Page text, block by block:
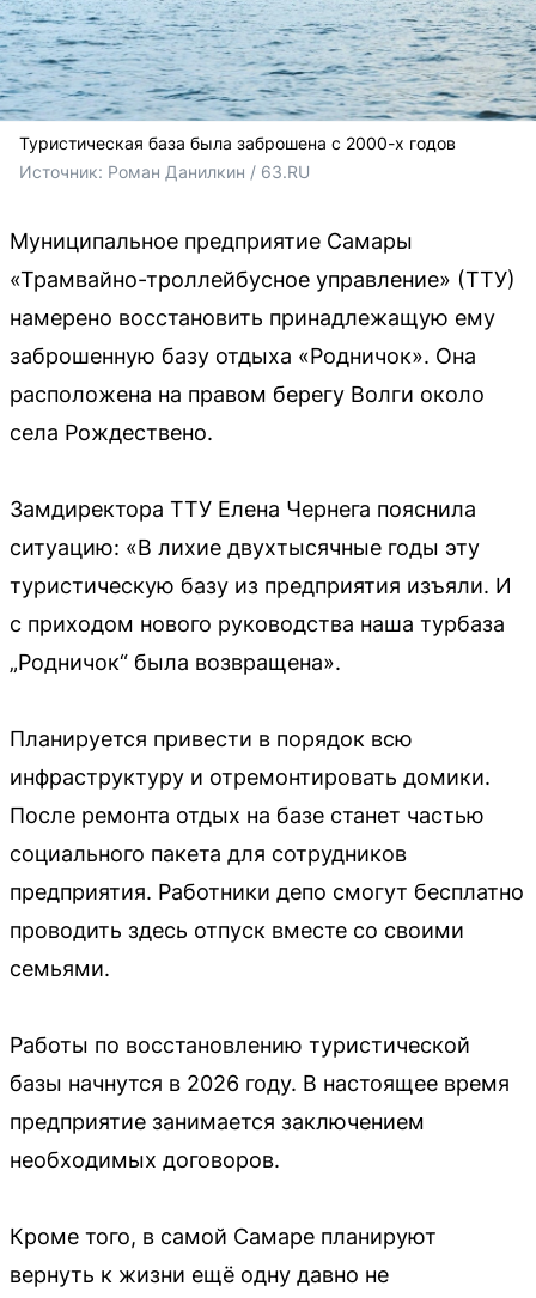
Туристическая база была заброшена с 2000-х годов
Источник: Роман Данилкин / 63.RU
Муниципальное предприятие Самары
«Трамвайно-троллейбусное управление» (ТТУ)
намерено восстановить принадлежащую ему
заброшенную базу отдыха «Родничок». Она
расположена на правом берегу Волги около
села Рождествено.
Замдиректора ТТУ Елена Чернега пояснила
ситуацию: «В лихие двухтысячные годы эту
туристическую базу из предприятия изъяли. И
с приходом нового руководства наша турбаза
„Родничок“ была возвращена».
Планируется привести в порядок всю
инфраструктуру и отремонтировать домики.
После ремонта отдых на базе станет частью
социального пакета для сотрудников
предприятия. Работники депо смогут бесплатно
проводить здесь отпуск вместе со своими
семьями.
Работы по восстановлению туристической
базы начнутся в 2026 году. В настоящее время
предприятие занимается заключением
необходимых договоров.
Кроме того, в самой Самаре планируют
вернуть к жизни ещё одну давно не